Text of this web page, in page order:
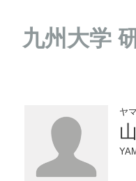
九州大学
ヤ